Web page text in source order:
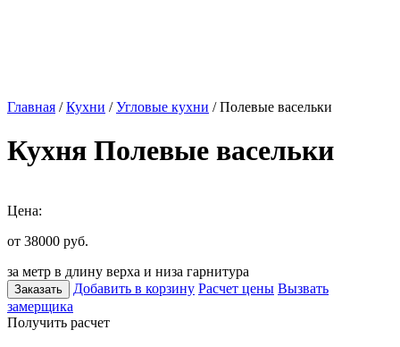
Главная /Кухни /Угловые кухни / Полевые васельки
Кухня Полевые васельки
Цена:
от 38000 руб.
за метр в длину верха и низа гарнитура
Заказать Добавить в корзину Расчет цены Вызвать
замерщика
Получить расчет